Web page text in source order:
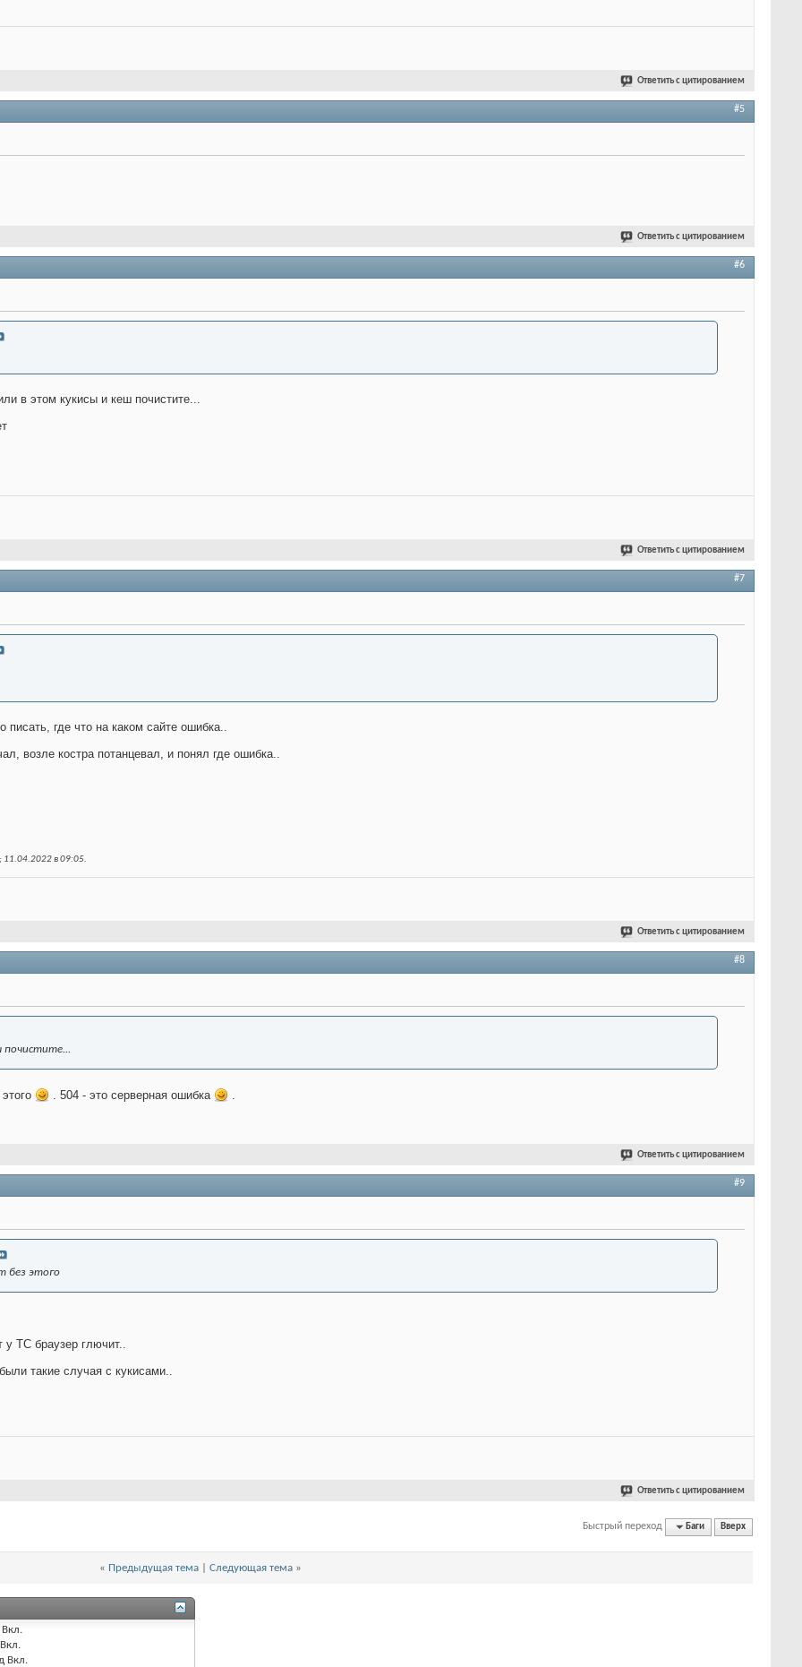
Ответить с цитированием
#5
Ответить с цитированием
#6
в этом кукисы и кеш почистите...
Ответить с цитированием
#7
где что на каком сайте ошибка..
возле костра потанцевал, и понял где ошибка..
11.04.2022 в09:05.
Ответить с цитированием
#8
почистите...
. 504 - это серверная ошибка .
Ответить с цитированием
#9
без этого
ТС браузер глючит..
такие случая с кукисами..
Ответить с цитированием
Быстрый переход Баги Вверх
« Предыдущая тема Следующая тема »
Вкл.
Вкл.
Вкл.